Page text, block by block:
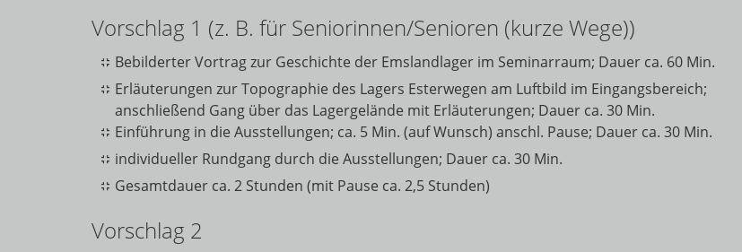
Vorschlag 1 (z. B. für Seniorinnen/Senioren (kurze Wege))
Bebilderter Vortrag zur Geschichte der Emslandlager im Seminarraum; Dauer ca. 60 Min.
Erläuterungen zur Topographie des Lagers Esterwegen am Luftbild im Eingangsbereich;
anschließend Gang über das Lagergelände mit Erläuterungen; Dauer ca. 30 Min.
Einführung in die Ausstellungen; ca. 5 Min. (auf Wunsch) anschl. Pause; Dauer ca. 30 Min.
individueller Rundgang durch die Ausstellungen; Dauer ca. 30 Min.
Gesamtdauer ca. 2 Stunden (mit Pause ca. 2,5 Stunden)
Vorschlag 2